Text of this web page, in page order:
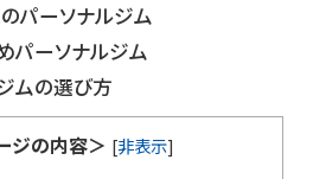
パーソナルジム
パーソナルジム
ムの選び方
ジの内容＞ [非表示]